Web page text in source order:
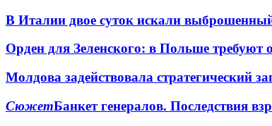
В Италии двое суток искали
Орден для Зеленского: в Польше требуют
Молдова задействовала стратегический
СюжетБанкет генералов. Последствия